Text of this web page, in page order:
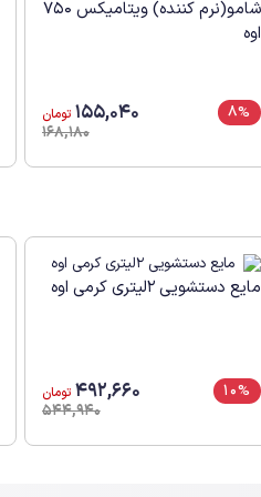
شامو(نرم کننده) ویتامیکس 750
اوه
8%
155,040 تومان
168,180
مایع دستشویی 2لیتری کرمی اوه
10%
492,660 تومان
544,940